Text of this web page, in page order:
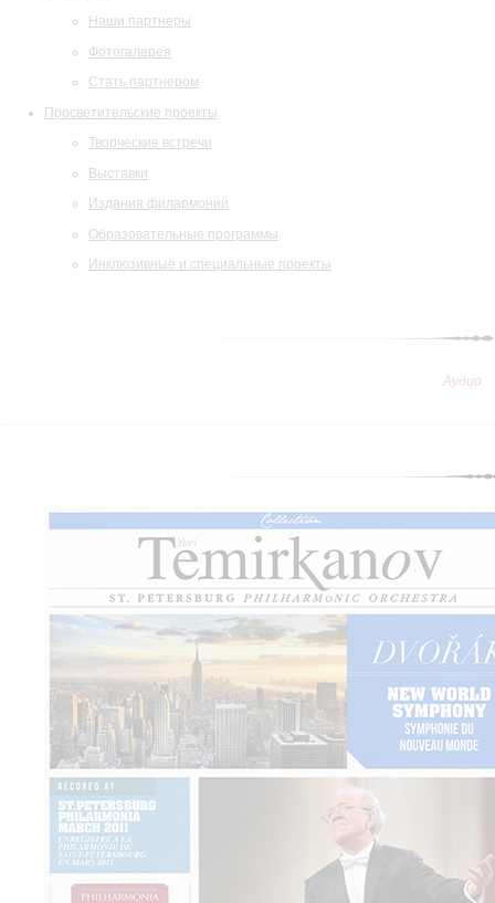
Наши партнеры
Фотогалерея
Стать партнером
Просветительские проекты
Творческие встречи
Выставки
Издания филармонии
Образовательные программы
Инклюзивные и специальные проекты
Аудио